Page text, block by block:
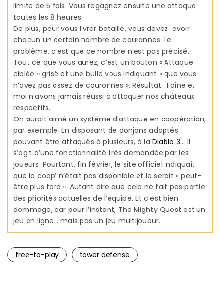
limite de 5 fois. Vous regagnez ensuite une attaque
toutes les 8 heures.
De plus, pour vous livrer bataille, vous devez avoir
chacun un certain nombre de couronnes. Le
problème, c’est que ce nombre n’est pas précisé.
Tout ce que vous aurez, c’est un bouton « Attaque
ciblée » grisé et une bulle vous indiquant « que vous
n’avez pas assez de couronnes ». Résultat : Foine et
moi n’avons jamais réussi à attaquer nos châteaux
respectifs.
On aurait aimé un système d’attaque en coopération,
par exemple. En disposant de donjons adaptés
pouvant être attaqués à plusieurs, à laDiablo 3... Il
s’agit d’une fonctionnalité très demandée par les
joueurs. Pourtant, fin février, le site officiel indiquait
que la coop’ n’était pas disponible et le serait « peut-
être plus tard ». Autant dire que cela ne fait pas partie
des priorités actuelles de l’équipe. Et c’est bien
dommage, car pour l’instant, The Mighty Quest est un
jeu en ligne… mais pas un jeu multijoueur.
free-to-play tower defense